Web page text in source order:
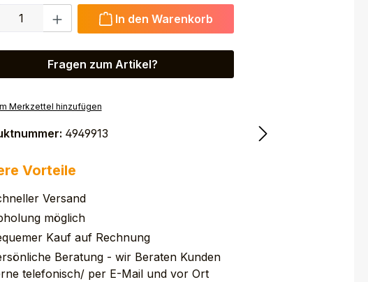
Anzahl: Gib den gewünschten Wert ein oder benutze die
In den Warenkorb
Fragen zum Artikel?
Merkzettel hinzufügen
4949913
Vorteile
Versand
möglich
Kauf auf Rechnung
Beratung - wir Beraten Kunden
telefonisch/ per E-Mail und vor Ort